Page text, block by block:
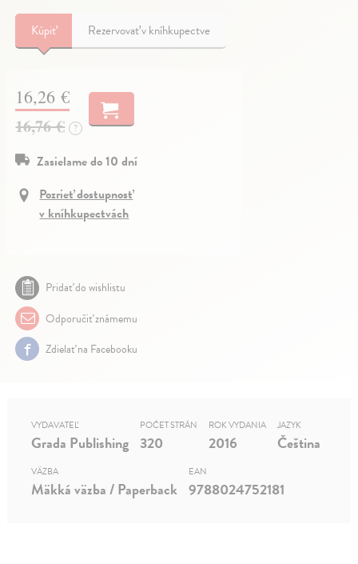
Kúpiť Rezervovať v kníhkupectve
16,26 €
16,76 €
?
Zasielame do 10 dní
Pozrieť dostupnosť
v kníhkupectvách
Pridať do wishlistu
Odporučiť známemu
Zdielať na Facebooku
VYDAVATEĽ
Grada Publishing
POČET STRÁN
320
ROK VYDANIA
2016
JAZYK
Čeština
VÄZBA
Mäkká väzba / Paperback
EAN
9788024752181